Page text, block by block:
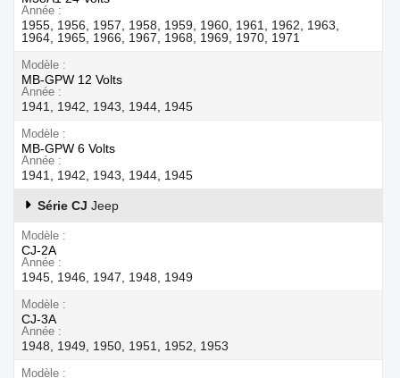
Année
1955, 1956, 1957, 1958, 1959, 1960, 1961, 1962, 1963,
1964, 1965, 1966, 1967, 1968, 1969, 1970, 1971
Modèle
MB-GPW 12 Volts
Année
1941, 1942, 1943, 1944, 1945
Modèle
MB-GPW 6 Volts
Année
1941, 1942, 1943, 1944, 1945
Série CJ Jeep
Modèle
CJ-2A
Année
1945, 1946, 1947, 1948, 1949
Modèle
CJ-3A
Année
1948, 1949, 1950, 1951, 1952, 1953
Modèle